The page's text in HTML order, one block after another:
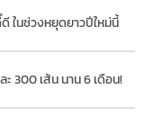
ในช่วงหยุดยาวปีใหม่นี้
300 เส้น นาน 6 เดือน!